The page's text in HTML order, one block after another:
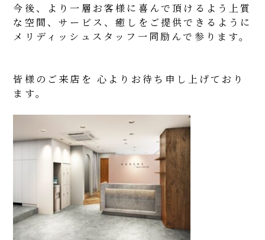
今後、より一層お客様に喜んで頂けるよう上質
な空間、サービス、癒しをご提供できるように
メリディッシュスタッフ一同励んで参ります。
皆様のご来店を 心よりお待ち申し上げており
ます。